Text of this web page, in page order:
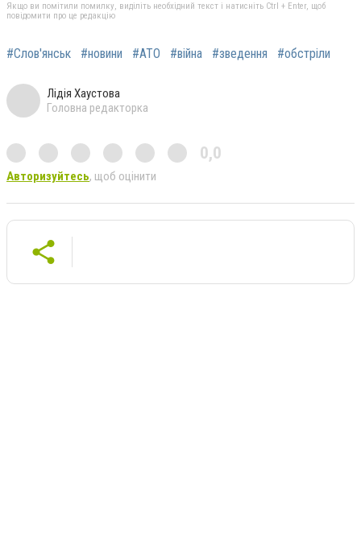
Якщо ви помітили помилку, виділіть необхідний текст і натисніть Ctrl + Enter, щоб
повідомити про це редакцію
#Слов'янськ #новини #АТО #війна #зведення #обстріли
Лідія Хаустова
Головна редакторка
0,0
Авторизуйтесь, щоб оцінити